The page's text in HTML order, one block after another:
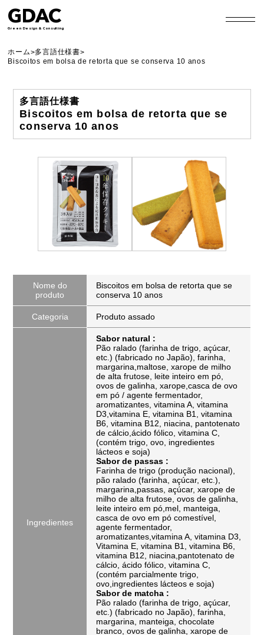
GDAC
Green Design & Consulting
ホーム>多言語仕様書>
Biscoitos em bolsa de retorta que se conserva 10 anos
多言語仕様書
Biscoitos em bolsa de retorta que se
conserva 10 anos
Nome do
produto
Biscoitos em bolsa de retorta que se
conserva 10 anos
Categoria Produto assado
Ingredientes
Sabor natural :
Pão ralado (farinha de trigo, açúcar,
etc.) (fabricado no Japão), farinha,
margarina,maltose, xarope de milho
de alta frutose, leite inteiro em pó,
ovos de galinha, xarope,casca de ovo
em pó / agente fermentador,
aromatizantes, vitamina A, vitamina
D3,vitamina E, vitamina B1, vitamina
B6, vitamina B12, niacina, pantotenato
de cálcio,ácido fólico, vitamina C,
(contém trigo, ovo, ingredientes
lácteos e soja)
Sabor de passas :
Farinha de trigo (produção nacional),
pão ralado (farinha, açúcar, etc.),
margarina,passas, açúcar, xarope de
milho de alta frutose, ovos de galinha,
leite inteiro em pó,mel, manteiga,
casca de ovo em pó comestível,
agente fermentador,
aromatizantes,vitamina A, vitamina D3,
Vitamina E, vitamina B1, vitamina B6,
vitamina B12, niacina,pantotenato de
cálcio, ácido fólico, vitamina C,
(contém parcialmente trigo,
ovo,ingredientes lácteos e soja)
Sabor de matcha :
Pão ralado (farinha de trigo, açúcar,
etc.) (fabricado no Japão), farinha,
margarina, manteiga, chocolate
branco, ovos de galinha, xarope de